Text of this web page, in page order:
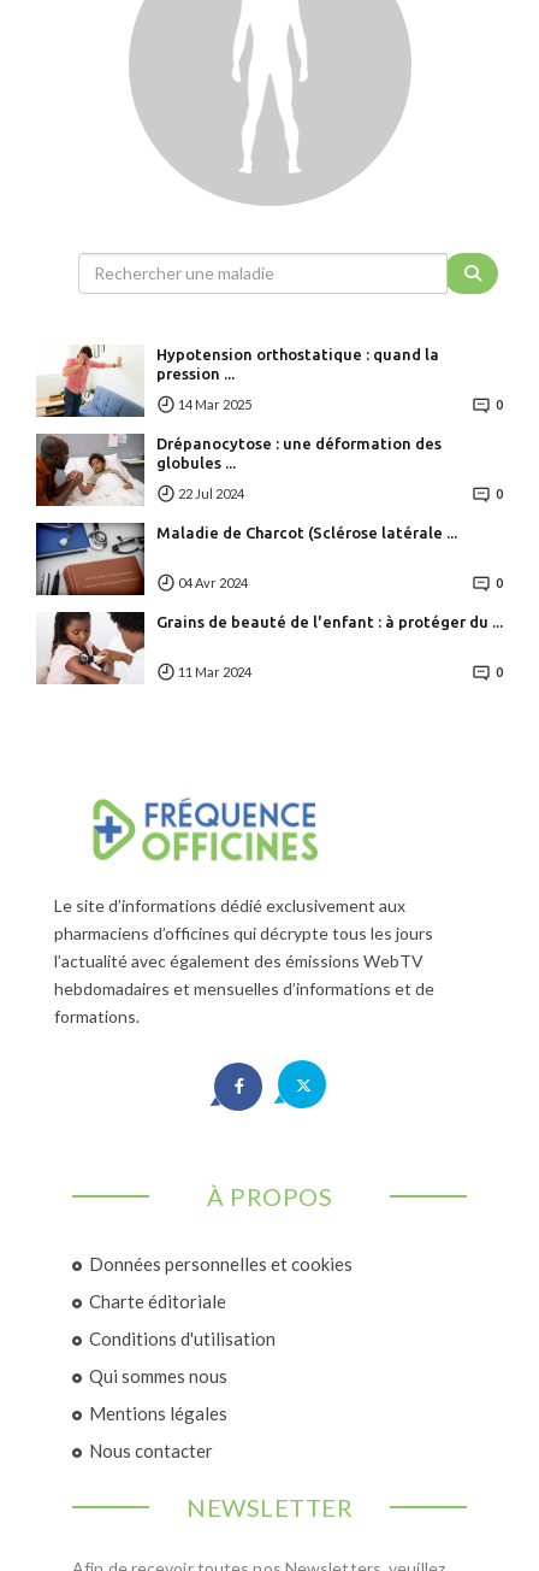
Hypotension orthostatique : quand la
pression ...
14 Mar 2025 0
Drépanocytose : une déformation des
globules ...
22 Jul 2024 0
Maladie de Charcot (Sclérose latérale ...
04 Avr 2024 0
Grains de beauté de l'enfant : à protéger du ...
11 Mar 2024 0
Le site d’informations dédié exclusivement aux
pharmaciens d’officines qui décrypte tous les jours
l’actualité avec également des émissions WebTV
hebdomadaires et mensuelles d’informations et de
formations.
À PROPOS
Données personnelles et cookies
Charte éditoriale
Conditions d'utilisation
Qui sommes nous
Mentions légales
Nous contacter
NEWSLETTER